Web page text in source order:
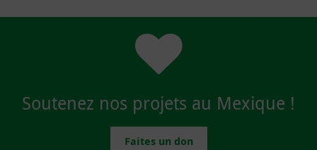
Soutenez nos projets au Mexique !
Faites un don